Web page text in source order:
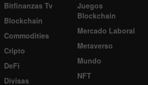
Bitfinanzas Tv
Blockchain
Commodities
Cripto
DeFi
Divisas
Juegos
Blockchain
Mercado Laboral
Metaverso
Mundo
NFT